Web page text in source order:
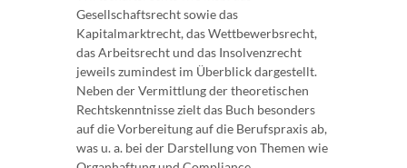
Gesellschaftsrecht sowie das
Kapitalmarktrecht, das Wettbewerbsrecht,
das Arbeitsrecht und das Insolvenzrecht
jeweils zumindest im Überblick dargestellt.
Neben der Vermittlung der theoretischen
Rechtskenntnisse zielt das Buch besonders
auf die Vorbereitung auf die Berufspraxis ab,
was u. a. bei der Darstellung von Themen wie